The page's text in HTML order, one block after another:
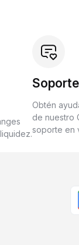
Obtén
de nuestro
soporte en